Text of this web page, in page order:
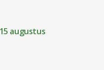
augustus